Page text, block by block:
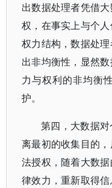
出数据处理者凭借
权，在事实上与个
权力结构，数据处
出非均衡性，显然
力与权利的非均衡
护。
第四，大数据
离最初的收集目的
法授权，随着大数
律效力，重新取得